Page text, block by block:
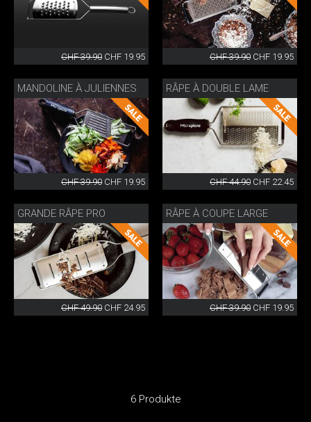
CHF 39.90 CHF 19.95 CHF 39.90 CHF 19.95
MANDOLINE À JULIENNES
CHF 39.90 CHF 19.95
RÂPE À DOUBLE LAME
CHF 44.90 CHF 22.45
GRANDE RÂPE PRO
CHF 49.90 CHF 24.95
RÂPE À COUPE LARGE
CHF 39.90 CHF 19.95
6 Produkte